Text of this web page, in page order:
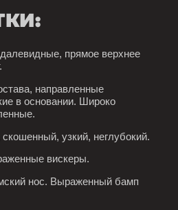
прямое верхнее
направленные
в основании. Широко
узкий, неглубокий.
вискеры.
нос. Выраженный бамп